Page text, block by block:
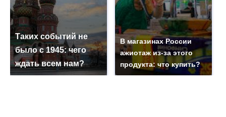
Таких событий не
было с 1945: чего
ждать всем нам?
В магазинах России
ажиотаж из-за этого
продукта: что купить?